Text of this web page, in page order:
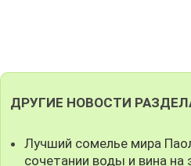
ДРУГИЕ НОВОСТИ
Лучший сомелье мира
сочетании воды и вина